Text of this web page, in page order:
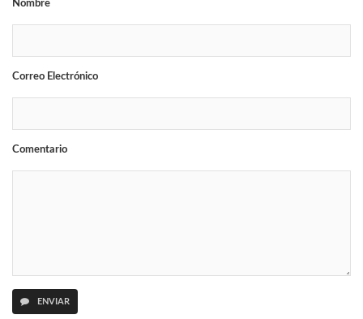
Nombre
Correo Electrónico
Comentario
ENVIAR